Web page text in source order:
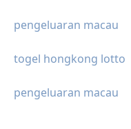
pengeluaran macau
togel hongkong lotto
pengeluaran macau